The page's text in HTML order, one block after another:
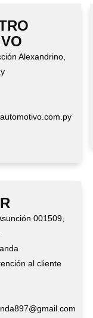
Alexandrino,
001509,
al cliente